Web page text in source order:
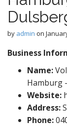
by admin on
Business
Name:
Hamburg
Website:
Address:
Phone: